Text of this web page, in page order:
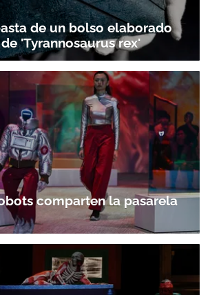
de un bolso elaborado
'Tyrannosaurus rex'
comparten la pasarela